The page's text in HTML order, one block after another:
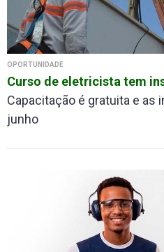
OPORTUNIDADE
Curso de eletricista tem
Capacitação é gratuita e as
junho